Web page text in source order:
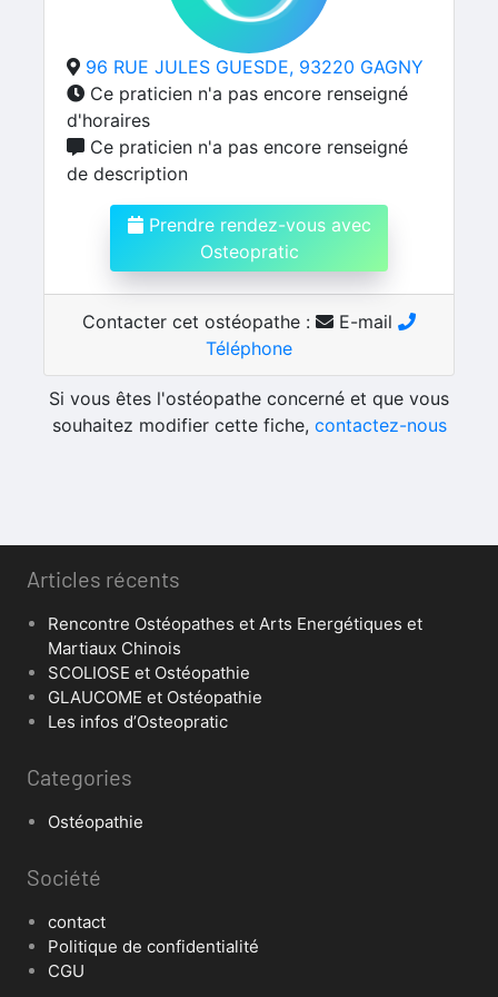
96 RUE JULES GUESDE, 93220 GAGNY
Ce praticien n'a pas encore renseigné
d'horaires
Ce praticien n'a pas encore renseigné
de description
Prendre rendez-vous avec
Osteopratic
Contacter cet ostéopathe :
E-mail
Téléphone
Si vous êtes l'ostéopathe concerné et que vous
souhaitez modifier cette fiche, contactez-nous
Articles récents
Rencontre Ostéopathes et Arts Energétiques et
Martiaux Chinois
SCOLIOSE et Ostéopathie
GLAUCOME et Ostéopathie
Les infos d’Osteopratic
Categories
Ostéopathie
Société
contact
Politique de confidentialité
CGU